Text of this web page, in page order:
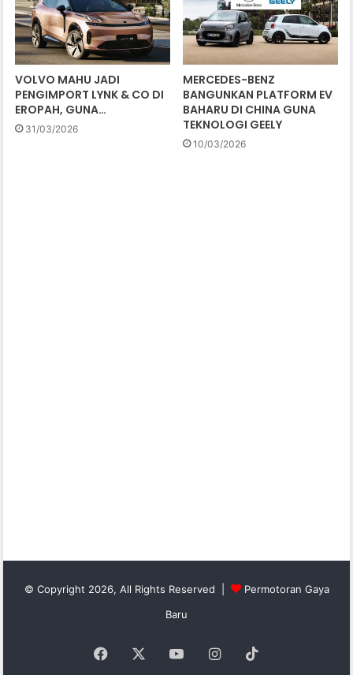
VOLVO MAHU JADI
PENGIMPORT LYNK & CO DI
EROPAH, GUNA…
31/03/2026
MERCEDES-BENZ
BANGUNKAN PLATFORM EV
BAHARU DI CHINA GUNA
TEKNOLOGI GEELY
10/03/2026
© Copyright 2026, All Rights Reserved |
Permotoran Gaya
Baru
Facebook YouTubeInstagram